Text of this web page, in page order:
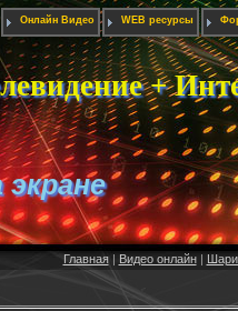
Онлайн Видео WEB ресурсы
+
экране
Главная| Видео онлайн|